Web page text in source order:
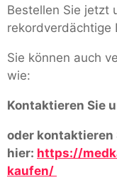
Bestellen Sie jetzt
rekordverdächtige
Sie können auch
wie:
Kontaktieren Sie
oder kontaktieren
hier: https://
kaufen/